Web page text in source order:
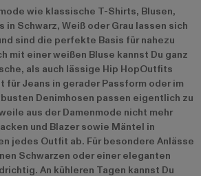
wie klassische T-Shirts, Blusen,
in Schwarz, Weiß oder Grau lassen sich
sind die perfekte Basis für nahezu
mit einer weißen Bluse kannst Du ganz
als auch lässige Hip HopOutfits
für Jeans in gerader Passform oder im
Denimhosen passen eigentlich zu
aus der Damenmode nicht mehr
und Blazer sowie Mäntel in
jedes Outfit ab. Für besondere Anlässe
Schwarzen oder einer eleganten
An kühleren Tagen kannst Du